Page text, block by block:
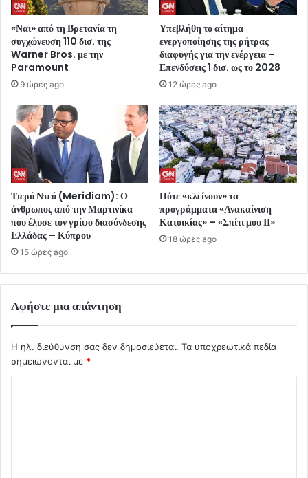
«Ναι» από τη Βρετανία τη
συγχώνευση 110 δισ. της
Warner Bros. με την
Paramount
9 ώρες ago
Υπεβλήθη το αίτημα
ενεργοποίησης της ρήτρας
διαφυγής για την ενέργεια –
Επενδύσεις 1 δισ. ως το 2028
12 ώρες ago
Τιερύ Ντεό (Meridiam): Ο
άνθρωπος από την Μαρτινίκα
που έλυσε τον γρίφο διασύνδεσης
Ελλάδας – Κύπρου
15 ώρες ago
Πότε «κλείνουν» τα
προγράμματα «Ανακαίνιση
Κατοικίας» – «Σπίτι μου ΙΙ»
18 ώρες ago
Αφήστε μια απάντηση
Η ηλ. διεύθυνση σας δεν δημοσιεύεται. Τα υποχρεωτικά πεδία
σημειώνονται με *